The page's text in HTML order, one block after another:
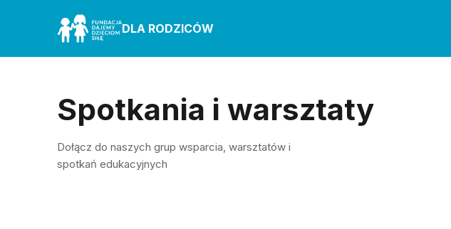
DLA RODZICÓW
Spotkania i warsztaty
Dołącz do naszych grup wsparcia, warsztatów i
spotkań edukacyjnych